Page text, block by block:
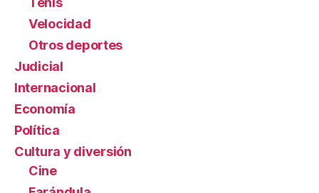
Velocidad
Otros deportes
Judicial
Internacional
Economía
Política
Cultura y diversión
Cine